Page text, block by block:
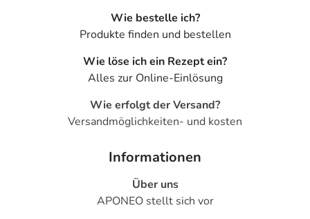
Es kann zu einer Vielzahl von
Unterzuckerung mit Bewusstlosigkeit, kommen. Setzen
Sie sich bei dem Verdacht auf eine Überdosierung
umgehend mit einem Arzt in Verbindung.
Kleinkindern und älteren Menschen auf eine
gewissenhafte Dosierung. Im Zweifelsfalle fragen Sie
Ihren Arzt oder Apotheker nach etwaigen Auswirkungen
oder Vorsichtsmaßnahmen.
Wie bestelle ich?
Produkte finden und bestellen
Wie löse ich ein Rezept ein?
Alles zur Online-Einlösung
Wie erfolgt der Versand?
Versandmöglichkeiten- und kosten
Informationen
Über uns
APONEO stellt sich vor